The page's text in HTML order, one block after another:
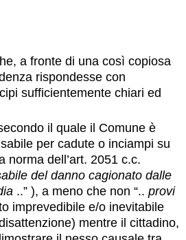
a fronte di una così copiosa
rispondesse con
sufficientemente chiari ed
il quale il Comune è
per cadute o inciampi su
norma dell’art. 2051 c.c.
del danno cagionato dalle
..” ), a meno che non “.. provi
imprevedibile e/o inevitabile
mentre il cittadino,